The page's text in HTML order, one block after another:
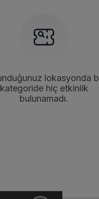
lokasyonda
kategoride hiç etkinlik
bulunamadı.